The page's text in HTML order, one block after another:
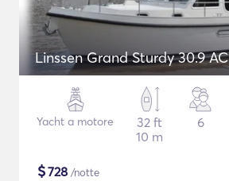
Linssen Grand Sturdy 30.9 AC
Yacht a motore
32 ft
10 m
6
$728 /notte